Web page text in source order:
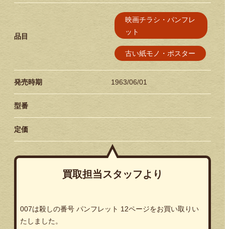
品目
映画チラシ・パンフレ
ット
古い紙モノ・ポスター
発売時期 1963/06/01
型番
定価
買取担当スタッフより
007は殺しの番号 パンフレット 12ページをお買い取りい
たしました。